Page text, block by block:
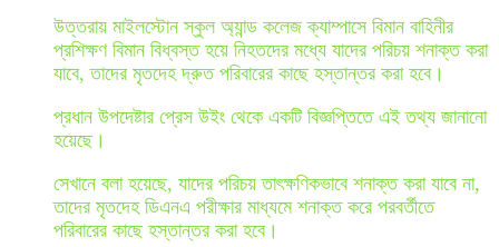
উত্তরায় মাইলস্টোন স্কুল অ্যান্ড কলেজ ক্যাম্পাসে বিমান বাহিনীর
প্রশিক্ষণ বিমান বিধ্বস্ত হয়ে নিহতদের মধ্যে যাদের পরিচয় শনাক্ত করা
যাবে, তাদের মৃতদেহ দ্রুত পরিবারের কাছে হস্তান্তর করা হবে।
প্রধান উপদেষ্টার প্রেস উইং থেকে একটি বিজ্ঞপ্তিতে এই তথ্য জানানো
হয়েছে।
সেখানে বলা হয়েছে, যাদের পরিচয় তাৎক্ষণিকভাবে শনাক্ত করা যাবে না,
তাদের মৃতদেহ ডিএনএ পরীক্ষার মাধ্যমে শনাক্ত করে পরবর্তীতে
পরিবারের কাছে হস্তান্তর করা হবে।